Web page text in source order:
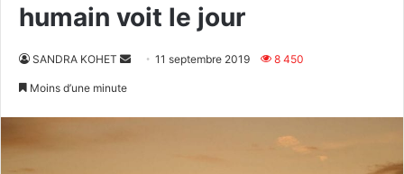
humain voit le jour
SANDRA KOHET
Envoyer11 septembre 2019 8 450
Moins d’une minute